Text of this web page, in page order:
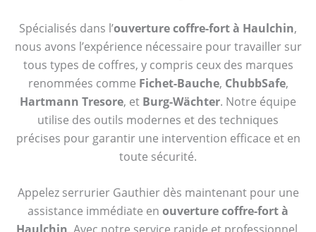
Spécialisés dans l’ouverture coffre-fort à Haulchin,
nous avons l’expérience nécessaire pour travailler sur
tous types de coffres, y compris ceux des marques
renommées comme Fichet-Bauche, ChubbSafe,
Hartmann Tresore, et Burg-Wächter. Notre équipe
utilise des outils modernes et des techniques
précises pour garantir une intervention efficace et en
toute sécurité.
Appelez serrurier Gauthier dès maintenant pour une
assistance immédiate en ouverture coffre-fort à